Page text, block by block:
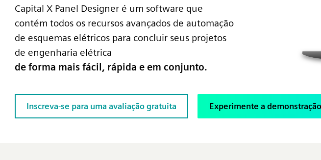
Capital X Panel Designer é um software que
contém todos os recursos avançados de automação
de esquemas elétricos para concluir seus projetos
de engenharia elétrica
de forma mais fácil, rápida e em conjunto.
Inscreva-se para uma avaliação gratuita Experimente a